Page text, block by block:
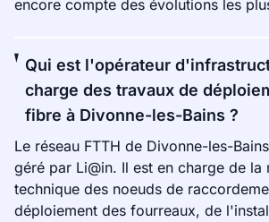
encore compte des évolutions les
Qui est l'opérateur
charge des travaux de
fibre à Divonne-les-Bains ?
Le réseau FTTH de Divonne-les-
géré par Li@in. Il est en charge de la
technique des noeuds de
déploiement des fourreaux, de